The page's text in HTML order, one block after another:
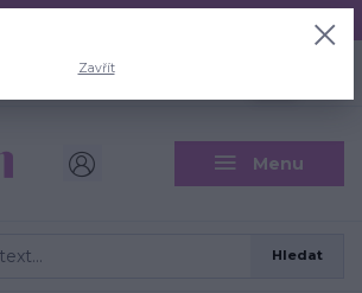
odeslání je 3 - 5 pracovních dní.
Menu
CZK
Hledat
Zavřít